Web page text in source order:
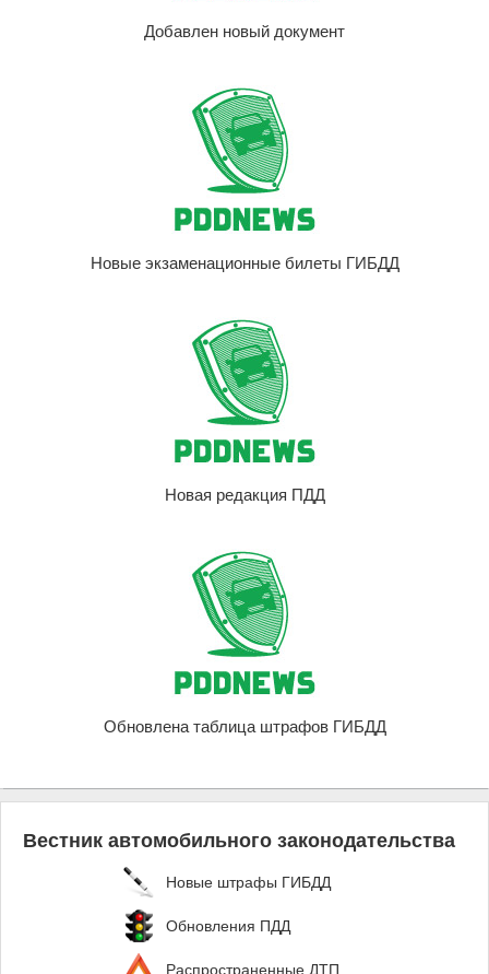
Добавлен новый документ
Новые экзаменационные билеты ГИБДД
Новая редакция ПДД
Обновлена таблица штрафов ГИБДД
Вестник автомобильного законодательства
Новые штрафы ГИБДД
Обновления ПДД
Распространенные ДТП